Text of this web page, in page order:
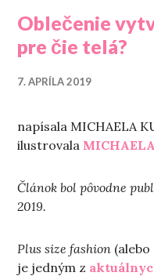
Oblečenie
pre čie telá?
7. APRÍLA 2019
napísala MICHAELA
ilustrovala
Článok bol pôvodne
2019.
Plus size fashion
je jedným z